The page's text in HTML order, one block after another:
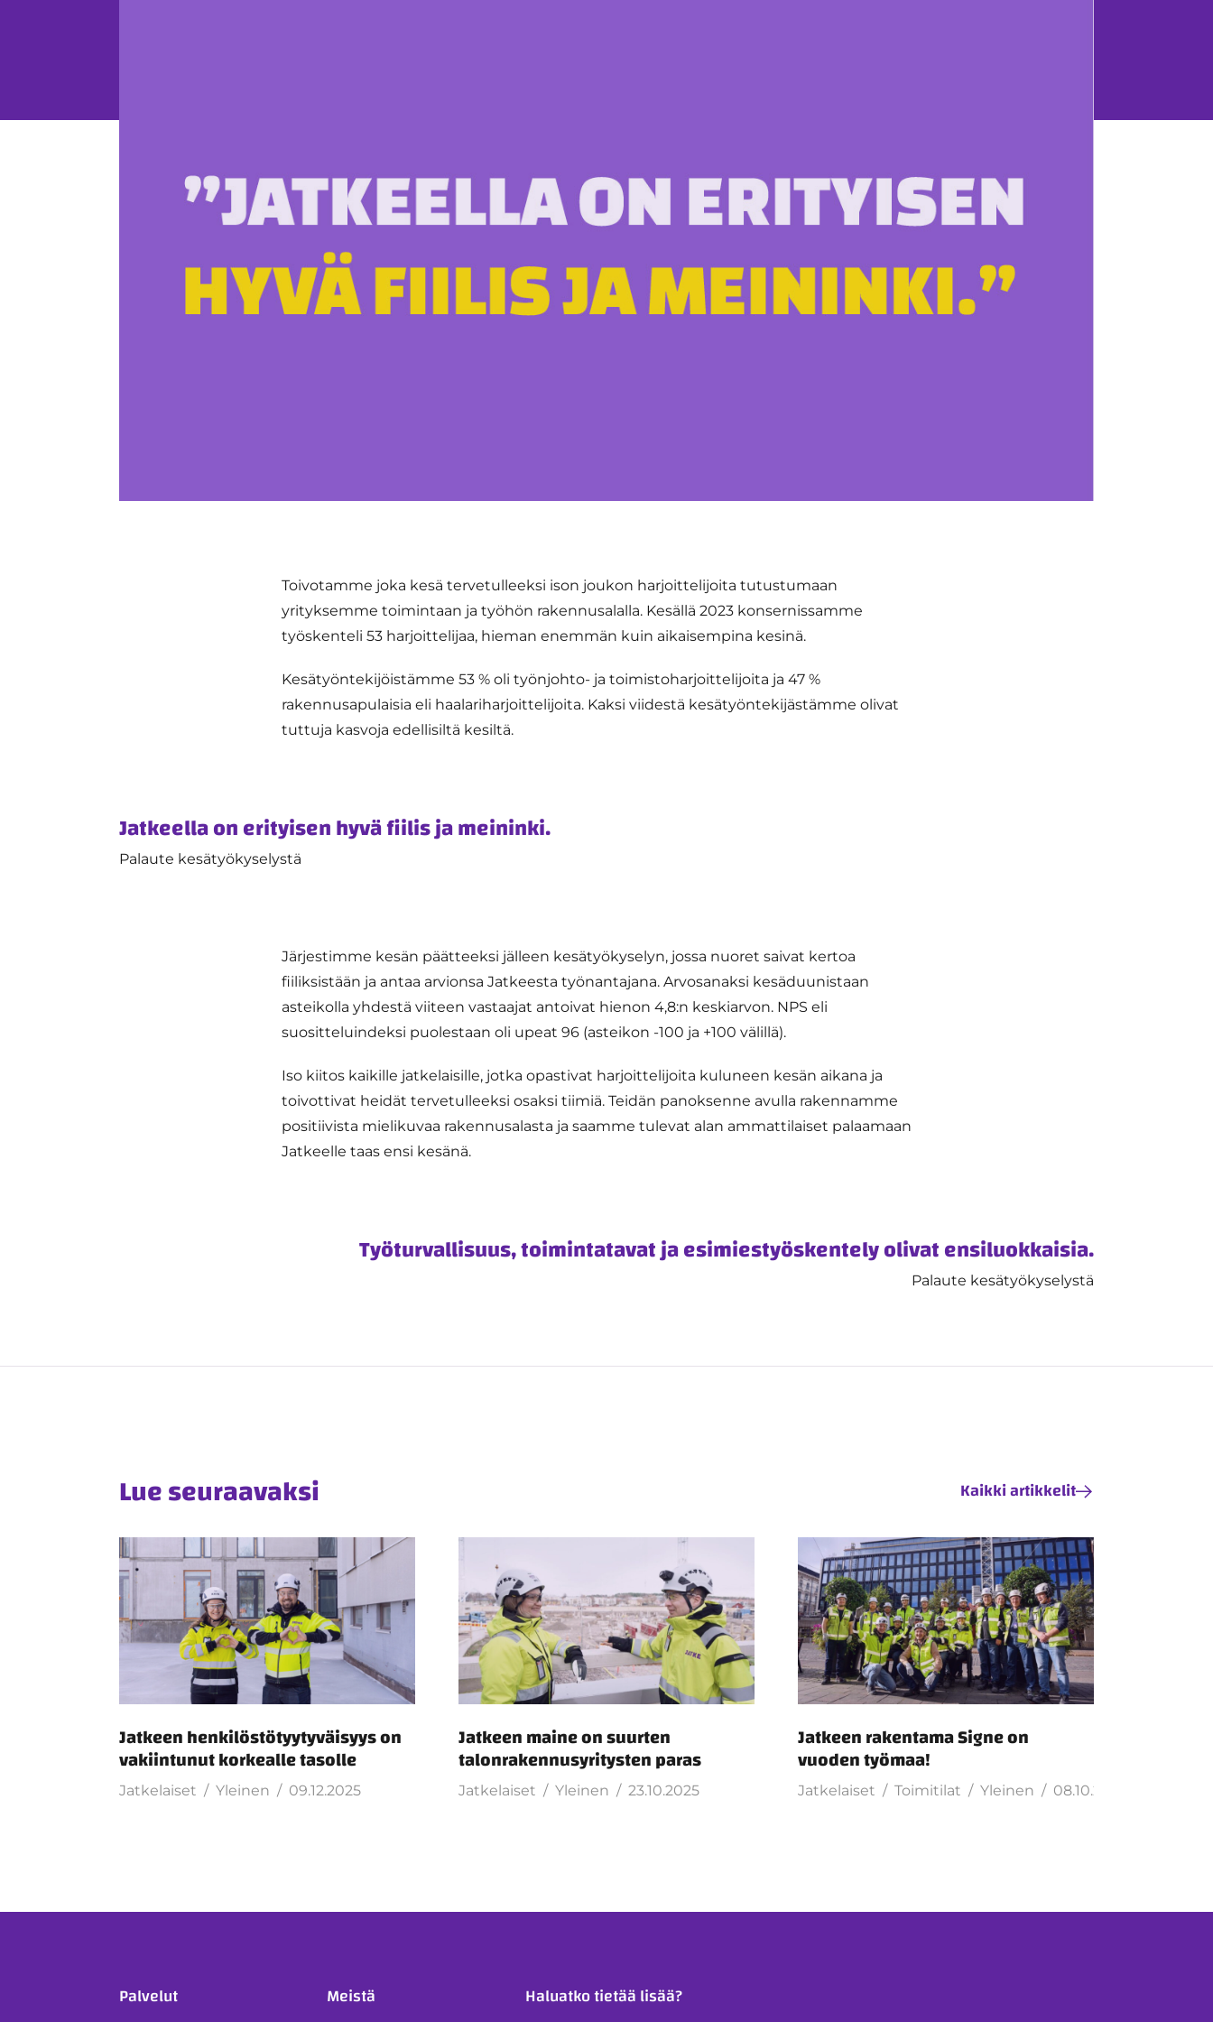
Toivotamme joka kesä tervetulleeksi ison joukon harjoittelijoita tutustumaan
yrityksemme toimintaan ja työhön rakennusalalla. Kesällä 2023 konsernissamme
työskenteli 53 harjoittelijaa, hieman enemmän kuin aikaisempina kesinä.
Kesätyöntekijöistämme 53 % oli työnjohto- ja toimistoharjoittelijoita ja 47 %
rakennusapulaisia eli haalariharjoittelijoita. Kaksi viidestä kesätyöntekijästämme olivat
tuttuja kasvoja edellisiltä kesiltä.
Jatkeella on erityisen hyvä fiilis ja meininki.
Palaute kesätyökyselystä
Järjestimme kesän päätteeksi jälleen kesätyökyselyn, jossa nuoret saivat kertoa
fiiliksistään ja antaa arvionsa Jatkeesta työnantajana. Arvosanaksi kesäduunistaan
asteikolla yhdestä viiteen vastaajat antoivat hienon 4,8:n keskiarvon. NPS eli
suositteluindeksi puolestaan oli upeat 96 (asteikon -100 ja +100 välillä).
Iso kiitos kaikille jatkelaisille, jotka opastivat harjoittelijoita kuluneen kesän aikana ja
toivottivat heidät tervetulleeksi osaksi tiimiä. Teidän panoksenne avulla rakennamme
positiivista mielikuvaa rakennusalasta ja saamme tulevat alan ammattilaiset palaamaan
Jatkeelle taas ensi kesänä.
Työturvallisuus, toimintatavat ja esimiestyöskentely olivat ensiluokkaisia.
Palaute kesätyökyselystä
Lue seuraavaksi
Jatkeen henkilöstötyytyväisyys on
vakiintunut korkealle tasolle
Jatkelaiset Yleinen 09.12.2025
Jatkeen maine on suurten
talonrakennusyritysten paras
Jatkelaiset Yleinen 23.10.2025
Jatkeen rakentama Signe on
vuoden työmaa!
Jatkelaiset Toimitilat Yleinen 08.10.2025
Kaikki artikkelit
Palvelut Meistä Haluatko tietää lisää?